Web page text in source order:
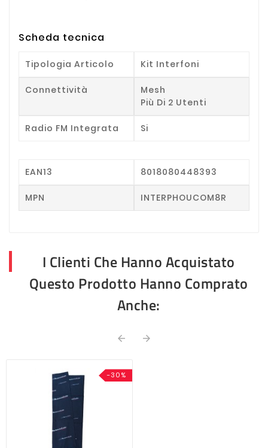
Scheda tecnica
Tipologia Articolo Kit Interfoni
Connettività
Mesh
Più Di 2 Utenti
Radio FM Integrata Si
EAN13 8018080448393
MPN INTERPHOUCOM8R
I Clienti Che Hanno Acquistato
Questo Prodotto Hanno Comprato
Anche:
 
-30%